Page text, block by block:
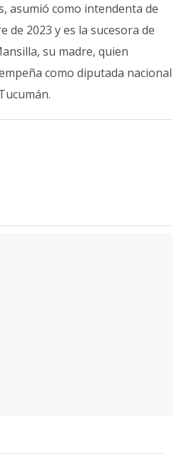
asumió como intendenta de
de 2023 y es la sucesora de
su madre, quien
como diputada nacional